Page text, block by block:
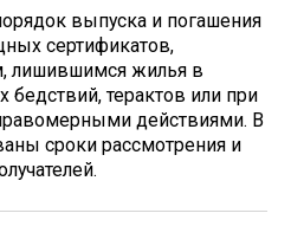
выпуска и погашения
сертификатов,
лишившимся жилья в
бедствий, терактов или при
действиями. В
сроки рассмотрения и